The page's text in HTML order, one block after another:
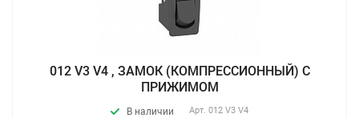
012 V3 V4 , ЗАМОК (КОМПРЕССИОННЫЙ) С
ПРИЖИМОМ
В наличии Арт. 012 V3 V4